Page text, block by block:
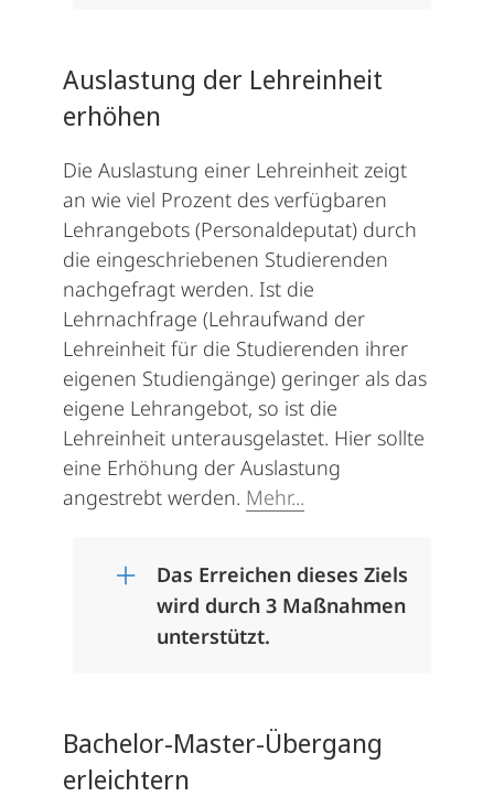
Auslastung der Lehreinheit
erhöhen
Die Auslastung einer Lehreinheit zeigt
an wie viel Prozent des verfügbaren
Lehrangebots (Personaldeputat) durch
die eingeschriebenen Studierenden
nachgefragt werden. Ist die
Lehrnachfrage (Lehraufwand der
Lehreinheit für die Studierenden ihrer
eigenen Studiengänge) geringer als das
eigene Lehrangebot, so ist die
Lehreinheit unterausgelastet. Hier sollte
eine Erhöhung der Auslastung
angestrebt werden. Mehr...
Das Erreichen dieses Ziels
wird durch 3 Maßnahmen
unterstützt.
Bachelor-Master-Übergang
erleichtern